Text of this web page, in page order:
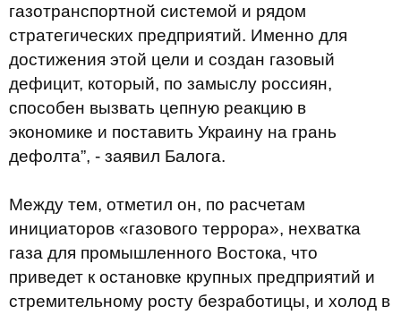
газотранспортной системой и рядом
стратегических предприятий. Именно для
достижения этой цели и создан газовый
дефицит, который, по замыслу россиян,
способен вызвать цепную реакцию в
экономике и поставить Украину на грань
дефолта”, - заявил Балога.
Между тем, отметил он, по расчетам
инициаторов «газового террора», нехватка
газа для промышленного Востока, что
приведет к остановке крупных предприятий и
стремительному росту безработицы, и холод в